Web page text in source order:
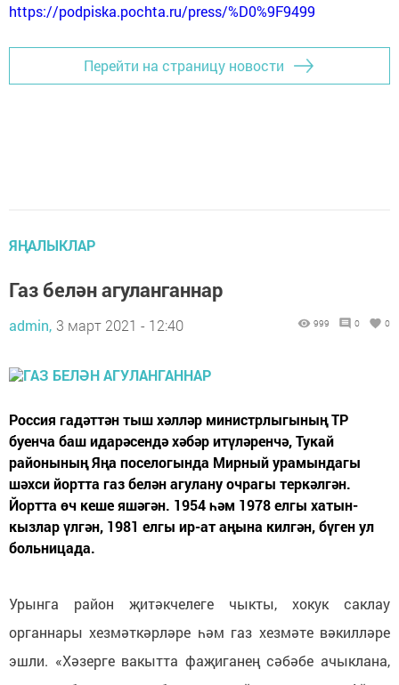
https://podpiska.pochta.ru/press/%D0%9F9499
Перейти на страницу новости
ЯҢАЛЫКЛАР
Газ белән агуланганнар
admin, 3 март 2021 - 12:40 999 0 0
Россия гадәттән тыш хәлләр министрлыгының ТР
буенча баш идарәсендә хәбәр итүләренчә, Тукай
районының Яңа поселогында Мирный урамындагы
шәхси йортта газ белән агулану очрагы теркәлгән.
Йортта өч кеше яшәгән. 1954 һәм 1978 елгы хатын-
кызлар үлгән, 1981 елгы ир-ат аңына килгән, бүген ул
больницада.
Урынга район җитәкчелеге чыкты, хокук саклау
органнары хезмәткәрләре һәм газ хезмәте вәкилләре
эшли. «Хәзерге вакытта фаҗиганең сәбәбе ачыклана,